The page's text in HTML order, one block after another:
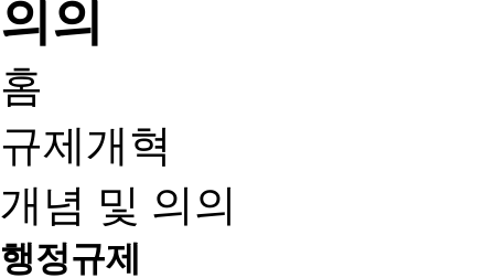
홈
규제개혁
개념 및 의의
행정규제